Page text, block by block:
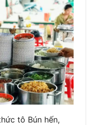
tô Bún hến,